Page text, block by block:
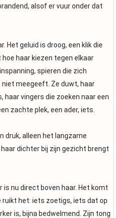
alsof er vuur onder dat
Het geluid is droog, een klik die
haar kiezen tegen elkaar
spieren die zich
meegeeft. Ze duwt, haar
haar vingers die zoeken naar een
zachte plek, een ader, iets.
druk, alleen het langzame
dichter bij zijn gezicht brengt
nu direct boven haar. Het komt
ruikt het: iets zoetigs, iets dat op
is, bijna bedwelmend. Zijn tong